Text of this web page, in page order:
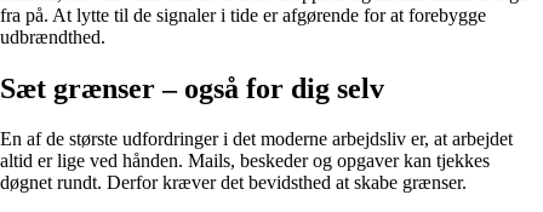
fra på. At lytte til de signaler i tide er afgørende for at forebygge
udbrændthed.
Sæt grænser – også for dig selv
En af de største udfordringer i det moderne arbejdsliv er, at arbejdet
altid er lige ved hånden. Mails, beskeder og opgaver kan tjekkes
døgnet rundt. Derfor kræver det bevidsthed at skabe grænser.